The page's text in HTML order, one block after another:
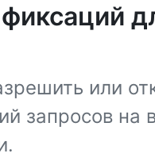
или
запросов на